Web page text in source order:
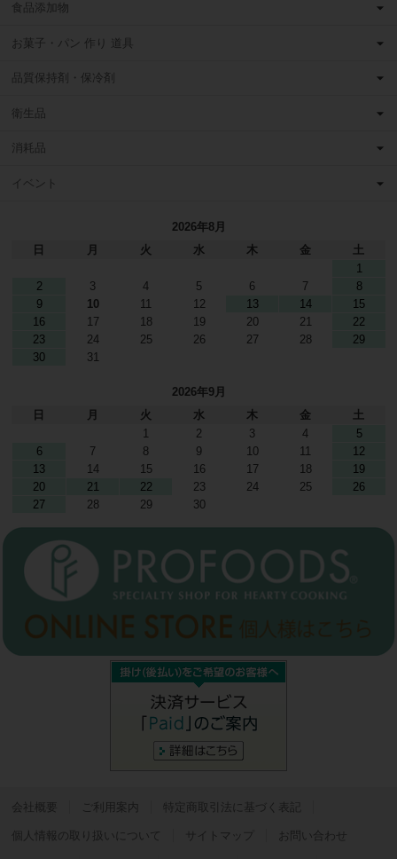
食品添加物
お菓子・パン 作り 道具
品質保持剤・保冷剤
衛生品
消耗品
イベント
2026年8月
日
月 火 水 木 金
土
1
2
3 4 5 6 7
8
9
10 11 12 13 14
15
16
17 18 19 20 21
22
23
24 25 26 27 28
29
30
31
2026年9月
日
月 火 水 木 金
土
1
2 3 4
5
6
7 8 9 10 11
12
13
14 15 16 17 18
19
20
21 22 23 24 25
26
27
28 29 30
会社概要 ご利用案内 特定商取引法に基づく表記
個人情報の取り扱いについて サイトマップ お問い合わせ